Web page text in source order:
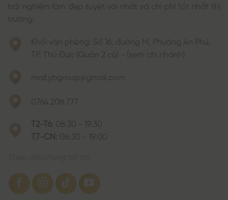
trải nghiệm làm đẹp tuyệt vời nhất và chi phí tốt nhất thị
trường.
Khối văn phòng: Số 16, đường M, Phường An Phú,
TP. Thủ Đức (Quận 2 cũ) - (xem chi nhánh)
mail.ybgroup@gmail.com
0764.208.777
T2-T6: 08:30 - 19:30
T7-CN: 08:30 - 19:00